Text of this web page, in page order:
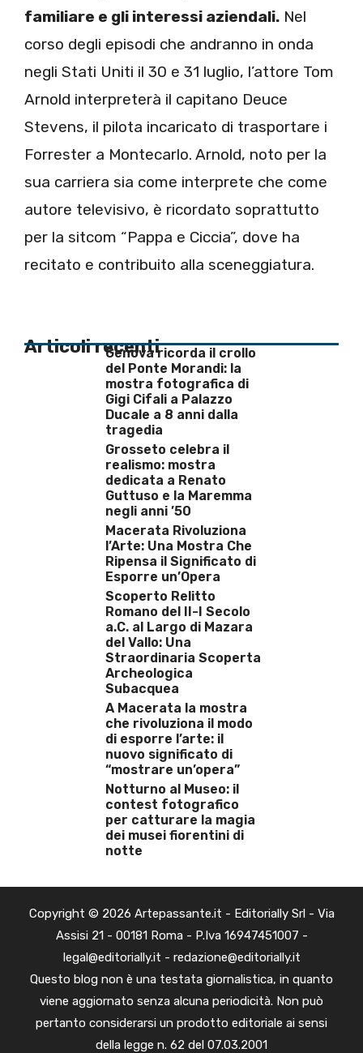
familiare e gli interessi aziendali. Nel
corso degli episodi che andranno in onda
negli Stati Uniti il 30 e 31 luglio, l’attore Tom
Arnold interpreterà il capitano Deuce
Stevens, il pilota incaricato di trasportare i
Forrester a Montecarlo. Arnold, noto per la
sua carriera sia come interprete che come
autore televisivo, è ricordato soprattutto
per la sitcom “Pappa e Ciccia”, dove ha
recitato e contribuito alla sceneggiatura.
Articoli recentiGenova ricorda il crollo
del Ponte Morandi: la
mostra fotografica di
Gigi Cifali a Palazzo
Ducale a 8 anni dalla
tragedia
Grosseto celebra il
realismo: mostra
dedicata a Renato
Guttuso e la Maremma
negli anni ’50
Macerata Rivoluziona
l’Arte: Una Mostra Che
Ripensa il Significato di
Esporre un’Opera
Scoperto Relitto
Romano del II-I Secolo
a.C. al Largo di Mazara
del Vallo: Una
Straordinaria Scoperta
Archeologica
Subacquea
A Macerata la mostra
che rivoluziona il modo
di esporre l’arte: il
nuovo significato di
“mostrare un’opera”
Notturno al Museo: il
contest fotografico
per catturare la magia
dei musei fiorentini di
notte
Copyright © 2026 Artepassante.it - Editorially Srl - Via
Assisi 21 - 00181 Roma - P.Iva 16947451007 -
legal@editorially.it - redazione@editorially.it
Questo blog non è una testata giornalistica, in quanto
viene aggiornato senza alcuna periodicità. Non può
pertanto considerarsi un prodotto editoriale ai sensi
della legge n. 62 del 07.03.2001